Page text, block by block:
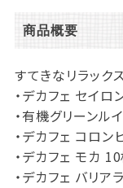
商品概要
すてきなリラック
・デカフェ セイ
・有機グリーンル
・デカフェ コロ
・デカフェ モカ
・デカフェ バリ